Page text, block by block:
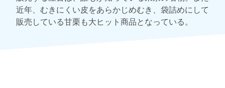
近年、むきにくい皮をあらかじめむき、袋詰めにして
販売している甘栗も大ヒット商品となっている。